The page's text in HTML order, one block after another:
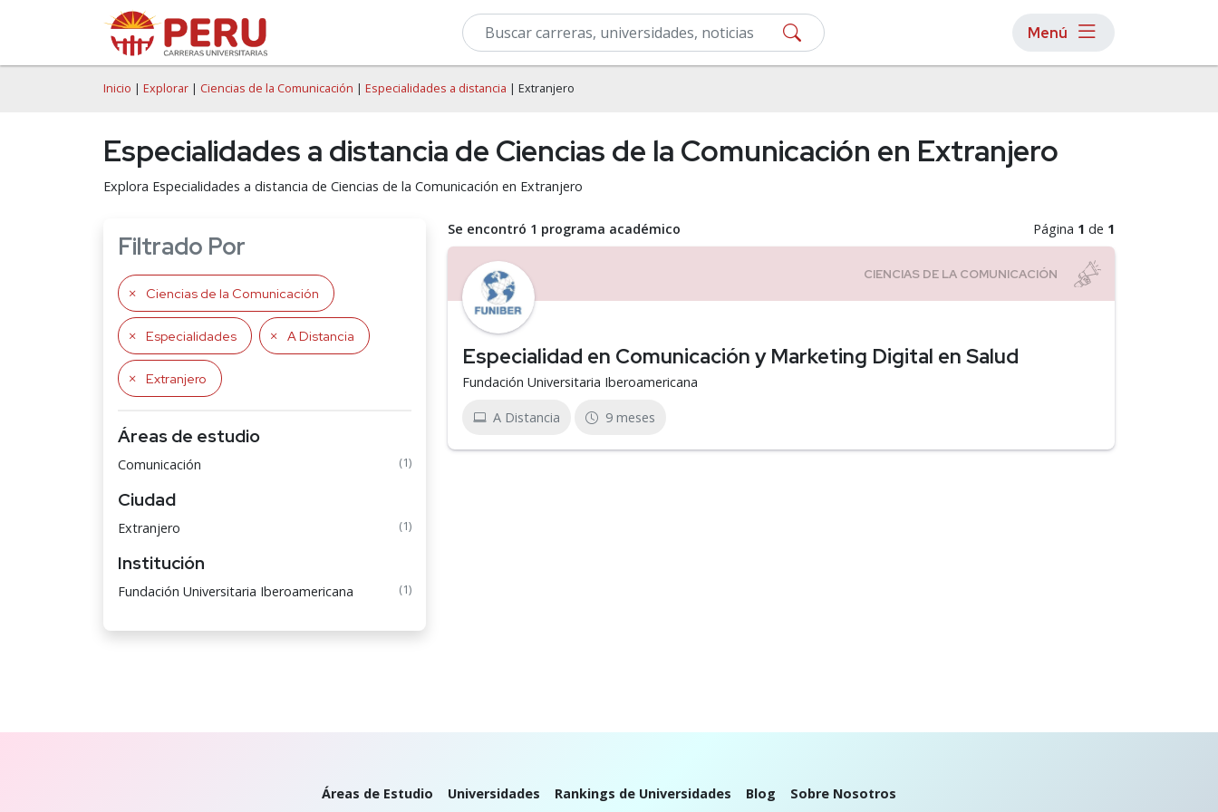
Menú
Inicio | Explorar | Ciencias de la Comunicación | Especialidades a distancia | Extranjero
Especialidades a distancia de Ciencias de la Comunicación en Extranjero
Explora Especialidades a distancia de Ciencias de la Comunicación en Extranjero
Filtrado Por
Ciencias de la Comunicación
Especialidades A Distancia
Extranjero
Áreas de estudio
Comunicación (1)
Ciudad
Extranjero (1)
Institución
Fundación Universitaria Iberoamericana (1)
Se encontró 1 programa académico Página 1 de 1
Especialidad en Comunicación y Marketing Digital en Salud
Fundación Universitaria Iberoamericana
A Distancia 9 meses
Áreas de Estudio Universidades Rankings de Universidades Blog Sobre Nosotros